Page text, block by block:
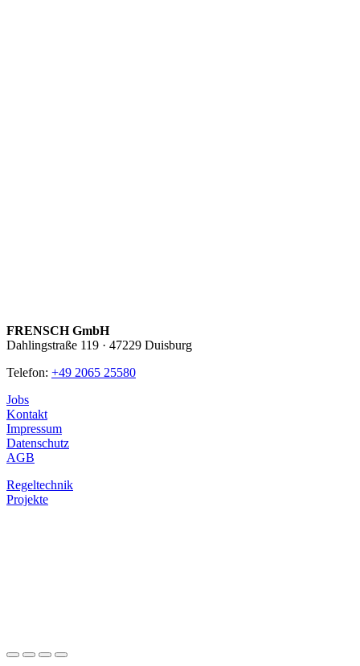
FRENSCH GmbH
Dahlingstraße 119 · 47229 Duisburg
Telefon: +49 2065 25580
Jobs
Kontakt
Impressum
Datenschutz
AGB
Regeltechnik
Projekte